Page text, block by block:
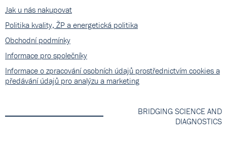
Jak u nás nakupovat
Politika kvality, ŽP a energetická politika
Obchodní podmínky
Informace pro společníky
Informace o zpracování osobních údajů prostřednictvím cookies a
předávání údajů pro analýzu a marketing
BRIDGING SCIENCE AND
DIAGNOSTICS